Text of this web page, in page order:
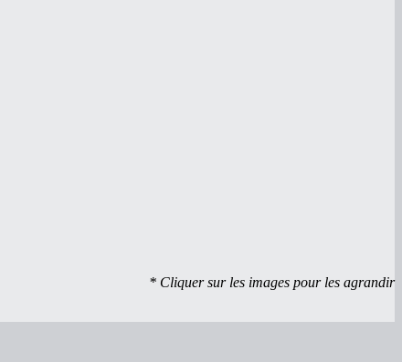
* Cliquer sur les images pour les agrandir